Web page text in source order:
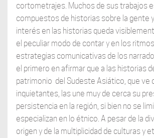
cortometrajes. Muchos de sus trabajos
compuestos de historias sobre la gente
interés en las historias queda
el peculiar modo de contar y en los
estrategias comunicativas de los
el primero en afirmar que a las historias
patrimonio del Sudeste Asiático, que ve
inquietantes, las une muy de cerca su
persistencia en la región, si bien no se
especializan en lo étnico. A pesar de la
origen y de la multiplicidad de culturas y